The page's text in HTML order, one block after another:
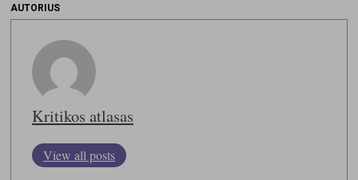
AUTORIUS
Kritikos atlasas
View all posts